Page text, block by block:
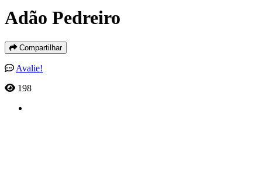
Adão Pedreiro
Compartilhar
Avalie!
198